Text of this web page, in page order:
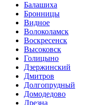
Балашиха
Бронницы
Видное
Волоколамск
Воскресенск
Высоковск
Голицыно
Дзержинский
Дмитров
Долгопрудный
Домодедово
Дрезна